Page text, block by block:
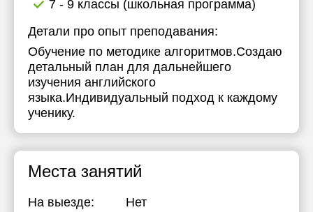
7 - 9 классы (школьная программа)
Детали про опыт преподавания:
Обучение по методике алгоритмов.Создаю
детальный план для дальнейшего
изучения английского
языка.Индивидуальный подход к каждому
ученику.
Места занятий
На выезде: Нет